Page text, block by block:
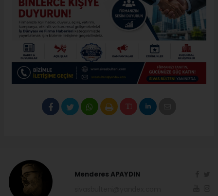
Menderes APAYDIN